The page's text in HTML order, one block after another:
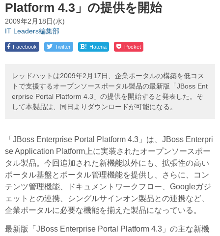
Platform 4.3」の提供を開始
2009年2月18日(水)
IT Leaders編集部
Facebook Twitter ! Hatena Pocket
レッドハットは2009年2月17日、企業ポータルの構築を低コス
トで支援するオープンソースポータル製品の最新版「JBoss Ent
erprise Portal Platform 4.3」の提供を開始すると発表した。そ
して本製品は、同日よりダウンロードが可能になる。
「JBoss Enterprise Portal Platform 4.3」は、JBoss Enterpri
se Application Platform上に実装されたオープンソースポー
タル製品。今回追加された新機能以外にも、拡張性の高い
ポータル基盤とポータル管理機能を提供し、さらに、コン
テンツ管理機能、ドキュメントワークフロー、Googleガジ
ェットとの連携、シングルサインオン製品との連携など、
企業ポータルに必要な機能を揃えた製品になっている。
最新版「JBoss Enterprise Portal Platform 4.3」の主な新機